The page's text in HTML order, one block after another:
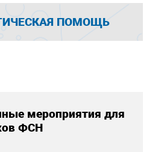
ПОМОЩЬ
мероприятия для
ФСН